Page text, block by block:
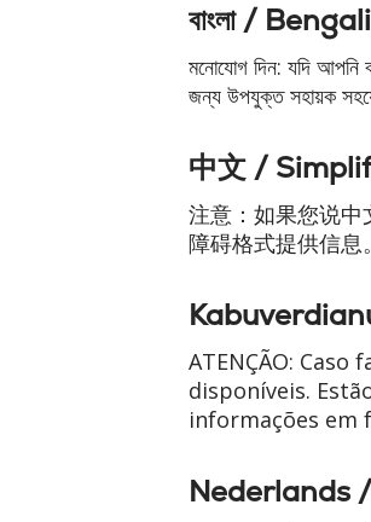
বাংলা / Bengali
মনোযোগ দিন: যদি আপনি
জন্য উপযুক্ত সহায়ক
中文 /
注意：如果您说
障碍格式提供信息
ATENÇÃO:
disponíveis.
informações em
Nederlands